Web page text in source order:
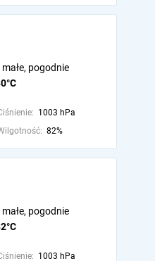
pogodnie
1003 hPa
82%
pogodnie
1003 hPa